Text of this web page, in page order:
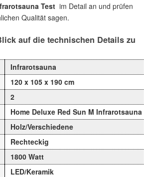
Test im Detail an und prüfen
Qualität sagen.
auf die technischen Details zu
Infrarotsauna
120 x 105 x 190 cm
2
Home Deluxe Red Sun M Infrarotsauna
Holz/Verschiedene
Rechteckig
1800 Watt
LED/Keramik